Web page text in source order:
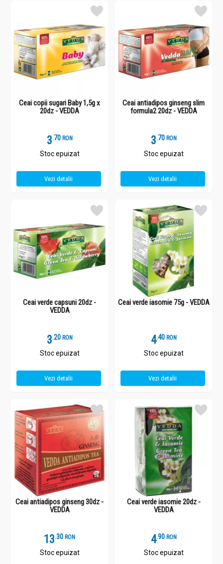
Ceai copii sugari Baby 1,5g x
20dz - VEDDA
3.7 RON
Stoc epuizat
Vezi detalii
Ceai antiadipos ginseng slim
formula2 20dz - VEDDA
3.7 RON
Stoc epuizat
Vezi detalii
Ceai verde capsuni 20dz -
VEDDA
3.2 RON
Stoc epuizat
Vezi detalii
Ceai verde iasomie 75g - VEDDA
4.4 RON
Stoc epuizat
Vezi detalii
Ceai antiadipos ginseng 30dz -
VEDDA
13.3 RON
Stoc epuizat
Ceai verde iasomie 20dz -
VEDDA
4.9 RON
Stoc epuizat